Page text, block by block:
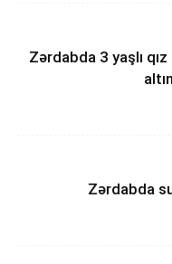
Zərdabda 3 yaşlı
Zərdabda